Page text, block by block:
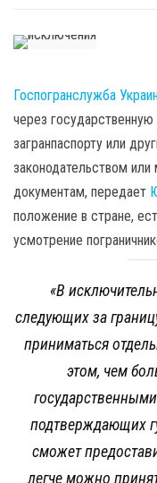
Госпогранслужба
через
загранпаспорту или
законодательством
документам, передает
положение в стране,
усмотрение
«В
следующих за
приниматься
этом, чем
подтверждающих
сможет
легче можно